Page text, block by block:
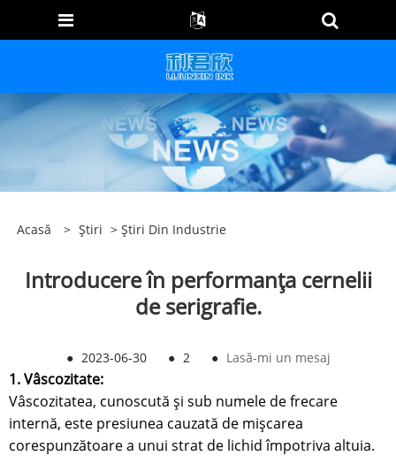
Acasă > Știri > Știri Din Industrie
Introducere în performanța cernelii
de serigrafie.
● 2023-06-30 ● 2 ● Lasă-mi un mesaj
1. Vâscozitate:
Vâscozitatea, cunoscută și sub numele de frecare
internă, este presiunea cauzată de mișcarea
corespunzătoare a unui strat de lichid împotriva altuia.